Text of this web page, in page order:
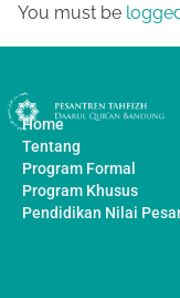
You must be
Home
Tentang
Program Formal
Program Khusus
Pendidikan Nilai